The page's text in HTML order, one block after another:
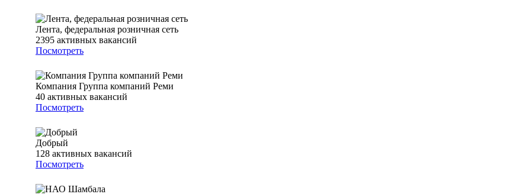
Лента, федеральная розничная сеть
2395 активных вакансий
Посмотреть
Компания Группа компаний Реми
40 активных вакансий
Посмотреть
Добрый
128 активных вакансий
Посмотреть